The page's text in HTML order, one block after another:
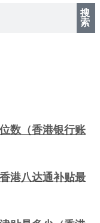
搜
索
数（香港银行账
港八达通补贴最